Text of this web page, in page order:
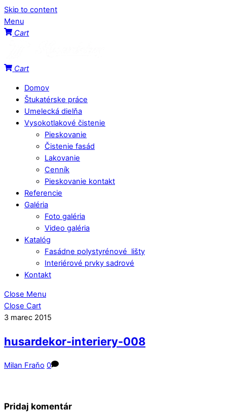
Skip to content
Menu
Cart
Cart
Domov
Štukatérske práce
Umelecká dielňa
Vysokotlakové čistenie
Pieskovanie
Čistenie fasád
Lakovanie
Cenník
Pieskovanie kontakt
Referencie
Galéria
Foto galéria
Video galéria
Katalóg
Fasádne polystyrénové lišty
Interiérové prvky sadrové
Kontakt
Close Menu
Close Cart
3 marec 2015
husardekor-interiery-008
Milan Fraňo 0
Pridaj komentár